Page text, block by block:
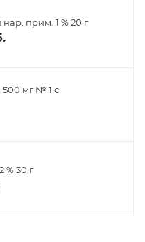
прим. 1 % 20 г
500 мг № 1 с
% 30 г